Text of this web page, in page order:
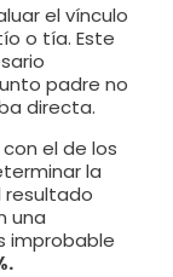
el vínculo
o tía. Este
padre no
directa.
el de los
la
resultado
una
improbable